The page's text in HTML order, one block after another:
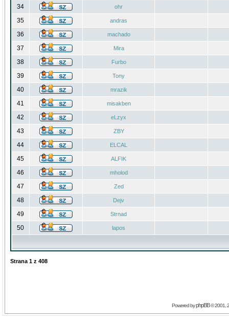
34 ohr
35 andras
36 machado
37 Mira
38 Furbo
39 Tony
40 mrazik
41 misakben
42 eLzyx
43 ZBY
44 ELCAL
45 ALFIK
46 mholod
47 Zed
48 Dejv
49 Strnad
50 lapos
Strana 1 z 408
Powered byphpBB© 2001,